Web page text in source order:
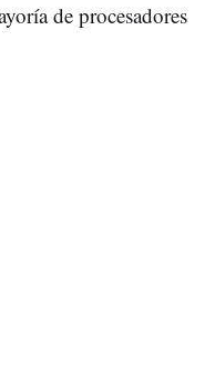
de procesadores